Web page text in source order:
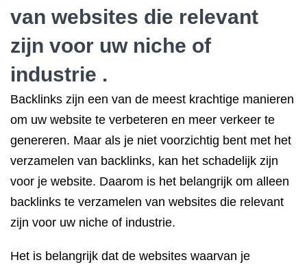
van websites die relevant
zijn voor uw niche of
industrie .
Backlinks zijn een van de meest krachtige manieren
om uw website te verbeteren en meer verkeer te
genereren. Maar als je niet voorzichtig bent met het
verzamelen van backlinks, kan het schadelijk zijn
voor je website. Daarom is het belangrijk om alleen
backlinks te verzamelen van websites die relevant
zijn voor uw niche of industrie.
Het is belangrijk dat de websites waarvan je